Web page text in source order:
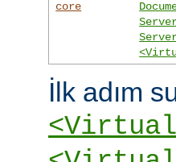
core
İlk adım